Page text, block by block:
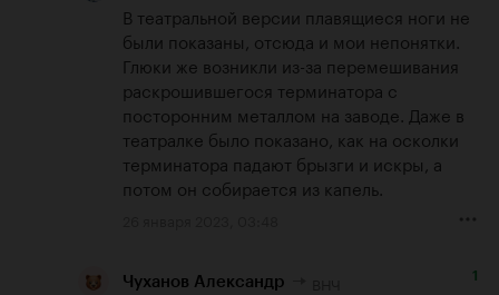
В театральной версии плавящиеся ноги не
были показаны, отсюда и мои непонятки.
Глюки же возникли из-за перемешивания
раскрошившегося терминатора с
посторонним металлом на заводе. Даже в
театралке было показано, как на осколки
терминатора падают брызги и искры, а
потом он собирается из капель.
Чуханов Александр 1